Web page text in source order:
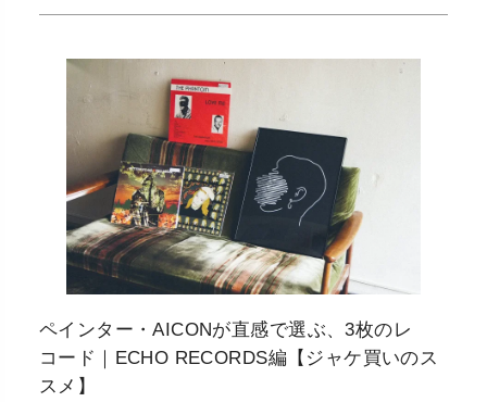
ペインター・AICONが直感で選ぶ、3枚のレ
コード｜ECHO RECORDS編【ジャケ買いのス
スメ】